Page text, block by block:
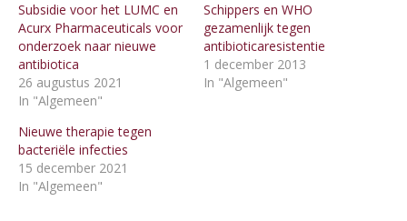
Subsidie voor het LUMC en
Acurx Pharmaceuticals voor
onderzoek naar nieuwe
antibiotica
26 augustus 2021
In "Algemeen"
Schippers en WHO
gezamenlijk tegen
antibioticaresistentie
1 december 2013
In "Algemeen"
Nieuwe therapie tegen
bacteriële infecties
15 december 2021
In "Algemeen"